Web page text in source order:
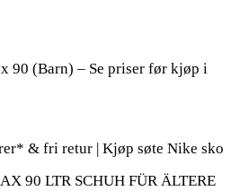
90 (Barn) – Se priser før kjøp i
& fri retur | Kjøp søte Nike sko
90 LTR SCHUH FÜR ÄLTERE